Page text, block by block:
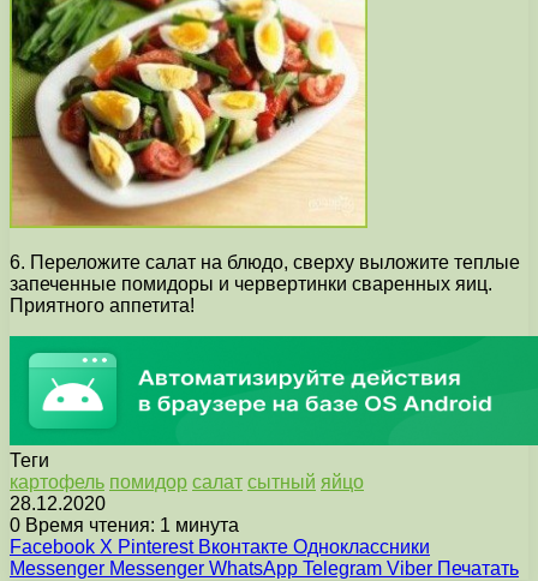
6. Переложите салат на блюдо, сверху выложите теплые
запеченные помидоры и червертинки сваренных яиц.
Приятного аппетита!
Теги
картофель помидор салат сытный яйцо
28.12.2020
0 Время чтения: 1 минута
Facebook X Pinterest Вконтакте Одноклассники
Messenger Messenger WhatsApp Telegram Viber Печатать